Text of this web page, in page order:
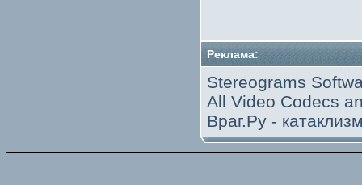
Реклама:
Stereograms
All Video Codecs
Враг.Ру -